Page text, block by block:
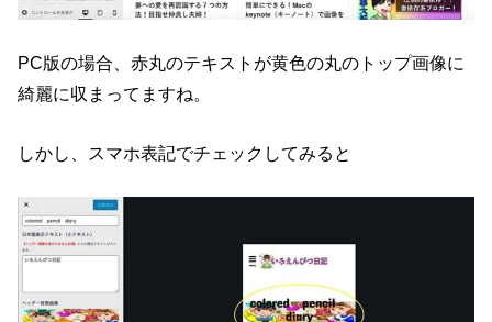
PC版の場合、赤丸のテキストが黄色の丸のトップ画像に
綺麗に収まってますね。
しかし、スマホ表記でチェックしてみると